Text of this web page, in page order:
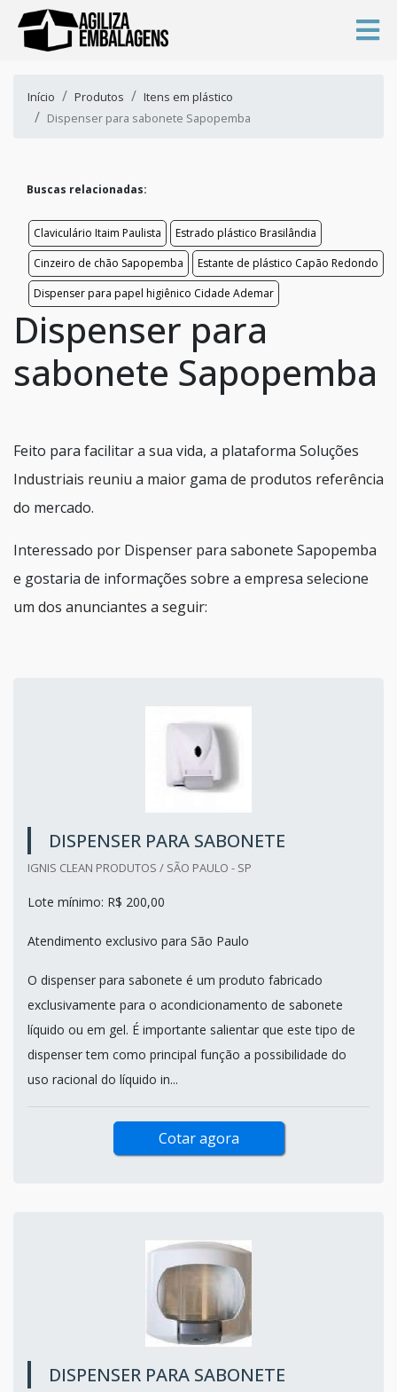
Início Produtos
Itens em plástico
Dispenser para sabonete Sapopemba
Buscas relacionadas:
Claviculário Itaim Paulista
Estrado plástico Brasilândia
Cinzeiro de chão Sapopemba
Estante de plástico Capão Redondo
Dispenser para papel higiênico Cidade Ademar
Dispenser para
sabonete Sapopemba
Feito para facilitar a sua vida, a plataforma Soluções
Industriais reuniu a maior gama de produtos referência
do mercado.
Interessado por Dispenser para sabonete Sapopemba
e gostaria de informações sobre a empresa selecione
um dos anunciantes a seguir:
DISPENSER PARA SABONETE
IGNIS CLEAN PRODUTOS / SÃO PAULO - SP
Lote mínimo: R$ 200,00
Atendimento exclusivo para São Paulo
O dispenser para sabonete é um produto fabricado
exclusivamente para o acondicionamento de sabonete
líquido ou em gel. É importante salientar que este tipo de
dispenser tem como principal função a possibilidade do
uso racional do líquido in...
Cotar agora
DISPENSER PARA SABONETE